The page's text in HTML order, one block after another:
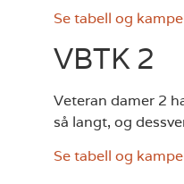
Se tabell og
VBTK 2
Veteran damer 2
så langt, og
Se tabell og